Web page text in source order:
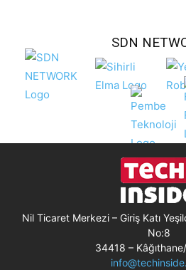
SDN
Nil Ticaret Merkezi – Giriş Katı
No:8
34418 –